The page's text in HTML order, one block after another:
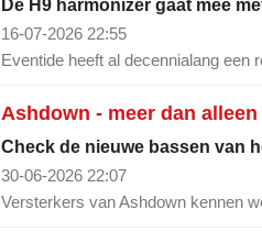
De H9 harmonizer gaat mee
16-07-2026 22:55
Eventide heeft al decennialang een
Ashdown - meer dan
Check de nieuwe bassen van
30-06-2026 22:07
Versterkers van Ashdown kennen